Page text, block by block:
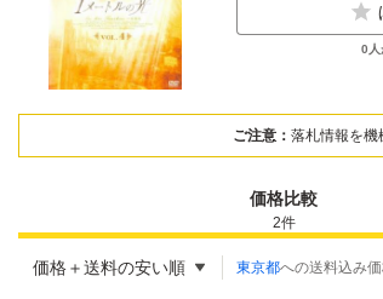
0
ご注意： 落札情報を機
価格比較
2件
価格＋送料の安い順 東京都への送料込み